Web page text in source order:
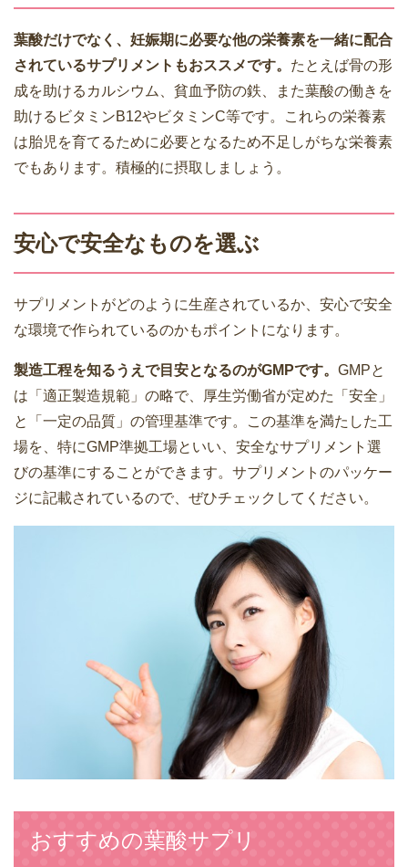
葉酸だけでなく、妊娠期に必要な他の栄養素を一緒に配合
されているサプリメントもおススメです。 たとえば骨の形
成を助けるカルシウム、貧血予防の鉄、また葉酸の働きを
助けるビタミンB12やビタミンC等です。これらの栄養素
は胎児を育てるために必要となるため不足しがちな栄養素
でもあります。積極的に摂取しましょう。
安心で安全なものを選ぶ
サプリメントがどのように生産されているか、安心で安全
な環境で作られているのかもポイントになります。
製造工程を知るうえで目安となるのがGMPです。 GMPと
は「適正製造規範」の略で、厚生労働省が定めた「安全」
と「一定の品質」の管理基準です。この基準を満たした工
場を、特にGMP準拠工場といい、安全なサプリメント選
びの基準にすることができます。サプリメントのパッケー
ジに記載されているので、ぜひチェックしてください。
おすすめの葉酸サプリ